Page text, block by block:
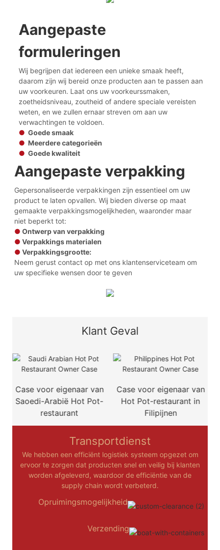
Aangepaste
formuleringen
Wij begrijpen dat iedereen een unieke smaak heeft,
daarom zijn wij bereid onze producten aan te passen aan
uw voorkeuren. Laat ons uw voorkeurssmaken,
zoetheidsniveau, zoutheid of andere speciale vereisten
weten, en we zullen ernaar streven om aan uw
verwachtingen te voldoen.
● Goede smaak
● Meerdere categorieën
● Goede kwaliteit
Aangepaste verpakking
Gepersonaliseerde verpakkingen zijn essentieel om uw
product te laten opvallen. Wij bieden diverse op maat
gemaakte verpakkingsmogelijkheden, waaronder maar
niet beperkt tot:
●Ontwerp van verpakking
●Verpakkings materialen
●Verpakkingsgrootte:
Neem gerust contact op met ons klantenserviceteam om
uw specifieke wensen door te geven
Klant Geval
Case voor eigenaar van
Saoedi-Arabië Hot Pot-
restaurant
Case voor eigenaar van
Hot Pot-restaurant in
Filipijnen
Transportdienst
We hebben een efficiënt logistiek systeem opgezet om
ervoor te zorgen dat producten snel en veilig bij klanten
worden afgeleverd, waardoor de efficiëntie van de
supply chain wordt verbeterd.
Opruimingsmogelijkheid
Verzending